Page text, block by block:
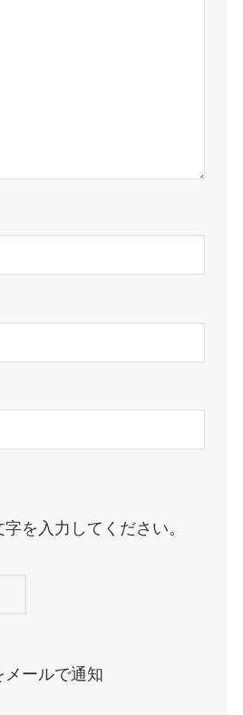
を入力してください。
メールで通知